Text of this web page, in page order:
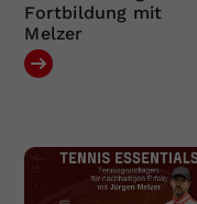
Fortbildung mit
Melzer